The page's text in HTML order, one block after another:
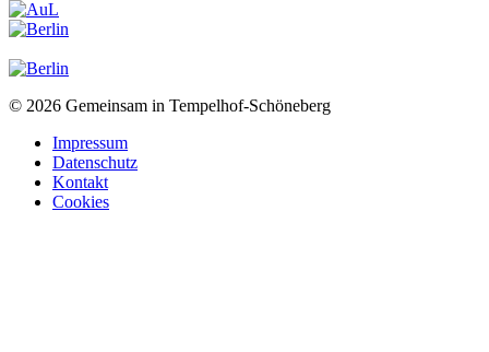
© 2026 Gemeinsam in Tempelhof-Schöneberg
Impressum
Datenschutz
Kontakt
Cookies